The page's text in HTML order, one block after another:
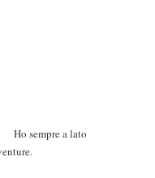
a lato